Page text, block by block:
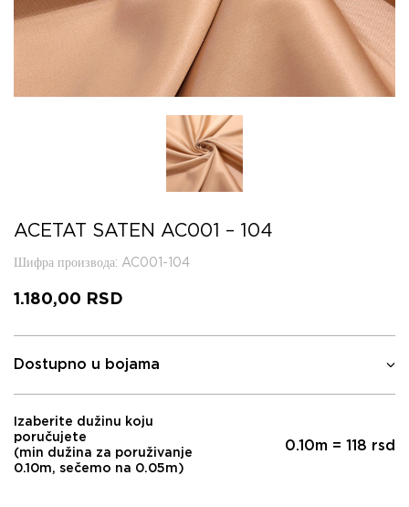
ACETAT SATEN AC001 – 104
Шифра производа: AC001-104
1.180,00 RSD
Dostupno u bojama
Izaberite dužinu koju
poručujete
(min dužina za poruživanje
0.10m, sečemo na 0.05m)
0.10m = 118 rsd